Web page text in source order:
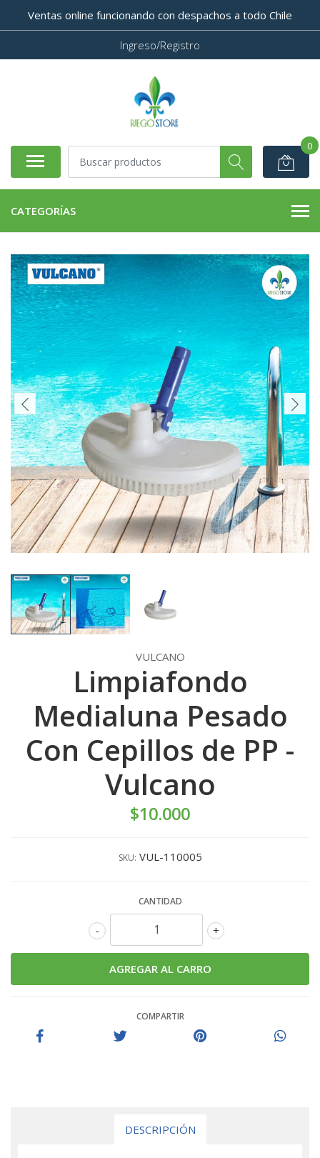
Ventas online funcionando con despachos a todo Chile
Ingreso/Registro
0
CATEGORÍAS
VULCANO
Limpiafondo
Medialuna Pesado
Con Cepillos de PP -
Vulcano
$10.000
SKU: VUL-110005
CANTIDAD
+
-
COMPARTIR
DESCRIPCIÓN